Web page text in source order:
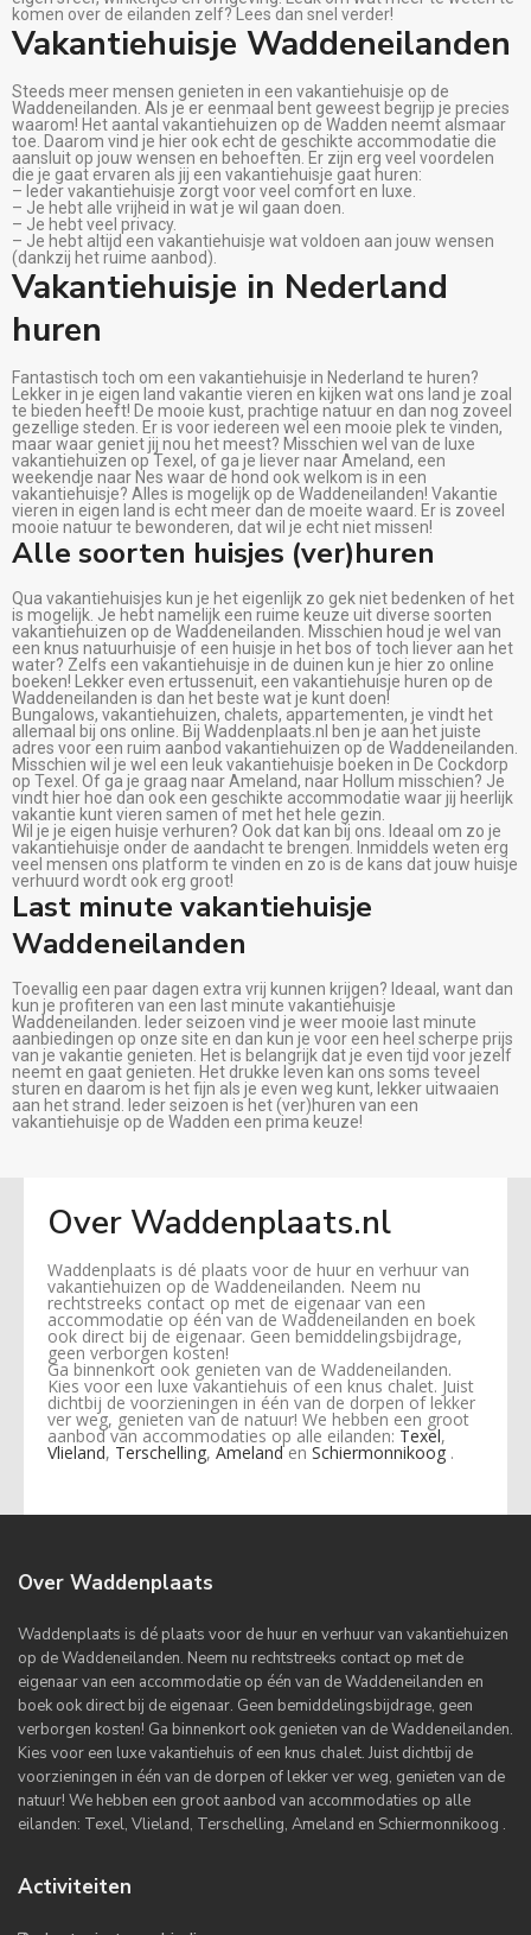
komen over de eilanden zelf? Lees dan snel verder!
Vakantiehuisje Waddeneilanden
Steeds meer mensen genieten in een vakantiehuisje op de
Waddeneilanden. Als je er eenmaal bent geweest begrijp je precies
waarom! Het aantal vakantiehuizen op de Wadden neemt alsmaar
toe. Daarom vind je hier ook echt de geschikte accommodatie die
aansluit op jouw wensen en behoeften. Er zijn erg veel voordelen
die je gaat ervaren als jij een vakantiehuisje gaat huren:
– Ieder vakantiehuisje zorgt voor veel comfort en luxe.
– Je hebt alle vrijheid in wat je wil gaan doen.
– Je hebt veel privacy.
– Je hebt altijd een vakantiehuisje wat voldoen aan jouw wensen
(dankzij het ruime aanbod).
Vakantiehuisje in Nederland
huren
Fantastisch toch om een vakantiehuisje in Nederland te huren?
Lekker in je eigen land vakantie vieren en kijken wat ons land je zoal
te bieden heeft! De mooie kust, prachtige natuur en dan nog zoveel
gezellige steden. Er is voor iedereen wel een mooie plek te vinden,
maar waar geniet jij nou het meest? Misschien wel van de luxe
vakantiehuizen op Texel, of ga je liever naar Ameland, een
weekendje naar Nes waar de hond ook welkom is in een
vakantiehuisje? Alles is mogelijk op de Waddeneilanden! Vakantie
vieren in eigen land is echt meer dan de moeite waard. Er is zoveel
mooie natuur te bewonderen, dat wil je echt niet missen!
Alle soorten huisjes (ver)huren
Qua vakantiehuisjes kun je het eigenlijk zo gek niet bedenken of het
is mogelijk. Je hebt namelijk een ruime keuze uit diverse soorten
vakantiehuizen op de Waddeneilanden. Misschien houd je wel van
een knus natuurhuisje of een huisje in het bos of toch liever aan het
water? Zelfs een vakantiehuisje in de duinen kun je hier zo online
boeken! Lekker even ertussenuit, een vakantiehuisje huren op de
Waddeneilanden is dan het beste wat je kunt doen!
Bungalows, vakantiehuizen, chalets, appartementen, je vindt het
allemaal bij ons online. Bij Waddenplaats.nl ben je aan het juiste
adres voor een ruim aanbod vakantiehuizen op de Waddeneilanden.
Misschien wil je wel een leuk vakantiehuisje boeken in De Cockdorp
op Texel. Of ga je graag naar Ameland, naar Hollum misschien? Je
vindt hier hoe dan ook een geschikte accommodatie waar jij heerlijk
vakantie kunt vieren samen of met het hele gezin.
Wil je je eigen huisje verhuren? Ook dat kan bij ons. Ideaal om zo je
vakantiehuisje onder de aandacht te brengen. Inmiddels weten erg
veel mensen ons platform te vinden en zo is de kans dat jouw huisje
verhuurd wordt ook erg groot!
Last minute vakantiehuisje
Waddeneilanden
Toevallig een paar dagen extra vrij kunnen krijgen? Ideaal, want dan
kun je profiteren van een last minute vakantiehuisje
Waddeneilanden. Ieder seizoen vind je weer mooie last minute
aanbiedingen op onze site en dan kun je voor een heel scherpe prijs
van je vakantie genieten. Het is belangrijk dat je even tijd voor jezelf
neemt en gaat genieten. Het drukke leven kan ons soms teveel
sturen en daarom is het fijn als je even weg kunt, lekker uitwaaien
aan het strand. Ieder seizoen is het (ver)huren van een
vakantiehuisje op de Wadden een prima keuze!
Over Waddenplaats.nl
Waddenplaats is dé plaats voor de huur en verhuur van
vakantiehuizen op de Waddeneilanden. Neem nu
rechtstreeks contact op met de eigenaar van een
accommodatie op één van de Waddeneilanden en boek
ook direct bij de eigenaar. Geen bemiddelingsbijdrage,
geen verborgen kosten!
Ga binnenkort ook genieten van de Waddeneilanden.
Kies voor een luxe vakantiehuis of een knus chalet. Juist
dichtbij de voorzieningen in één van de dorpen of lekker
ver weg, genieten van de natuur! We hebben een groot
aanbod van accommodaties op alle eilanden: Texel,
Vlieland, Terschelling, Amelanden Schiermonnikoog .
Over Waddenplaats
Waddenplaats is dé plaats voor de huur en verhuur van vakantiehuizen
op de Waddeneilanden. Neem nu rechtstreeks contact op met de
eigenaar van een accommodatie op één van de Waddeneilanden en
boek ook direct bij de eigenaar. Geen bemiddelingsbijdrage, geen
verborgen kosten! Ga binnenkort ook genieten van de Waddeneilanden.
Kies voor een luxe vakantiehuis of een knus chalet. Juist dichtbij de
voorzieningen in één van de dorpen of lekker ver weg, genieten van de
natuur! We hebben een groot aanbod van accommodaties op alle
eilanden: Texel, Vlieland, Terschelling, Ameland en Schiermonnikoog .
Activiteiten